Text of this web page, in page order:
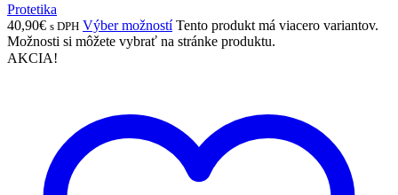
Protetika
40,90€ s DPH Výber možností Tento produkt má viacero variantov.
Možnosti si môžete vybrať na stránke produktu.
AKCIA!